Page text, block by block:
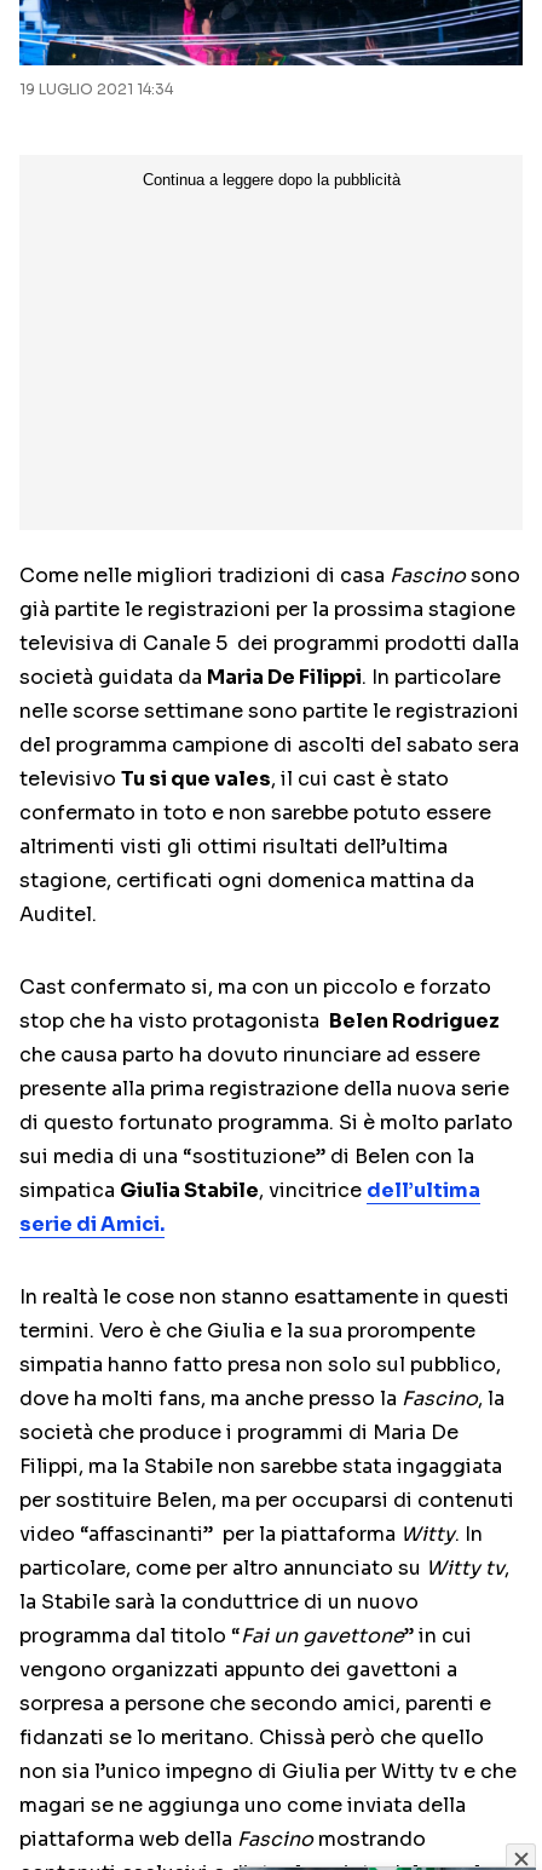
NOTIZIE
ANTEPRIME
RETROSCENA
INTERVISTE
RUBRICHE
19 LUGLIO 2021 14:34
Come nelle migliori tradizioni di casa Fascinosono
già partite le registrazioni per la prossima stagione
televisiva di Canale 5 dei programmi prodotti dalla
società guidata da Maria De Filippi. In particolare
nelle scorse settimane sono partite le registrazioni
del programma campione di ascolti del sabato sera
televisivo Tu si que vales, il cui cast è stato
confermato in toto e non sarebbe potuto essere
altrimenti visti gli ottimi risultati dell’ultima
stagione, certificati ogni domenica mattina da
Auditel.
Cast confermato si, ma con un piccolo e forzato
stop che ha visto protagonista Belen Rodriguez
che causa parto ha dovuto rinunciare ad essere
presente alla prima registrazione della nuova serie
di questo fortunato programma. Si è molto parlato
sui media di una “sostituzione” di Belen con la
simpatica Giulia Stabile, vincitrice dell’ultima
serie di Amici.
In realtà le cose non stanno esattamente in questi
termini. Vero è che Giulia e la sua prorompente
simpatia hanno fatto presa non solo sul pubblico,
dove ha molti fans, ma anche presso la Fascino, la
società che produce i programmi di Maria De
Filippi, ma la Stabile non sarebbe stata ingaggiata
per sostituire Belen, ma per occuparsi di contenuti
video “affascinanti” per la piattaforma Witty. In
particolare, come per altro annunciato su Witty tv,
la Stabile sarà la conduttrice di un nuovo
programma dal titolo “Fai un gavettone” in cui
vengono organizzati appunto dei gavettoni a
sorpresa a persone che secondo amici, parenti e
fidanzati se lo meritano. Chissà però che quello
non sia l’unico impegno di Giulia per Witty tv e che
magari se ne aggiunga uno come inviata della
piattaforma web della Fascinomostrando